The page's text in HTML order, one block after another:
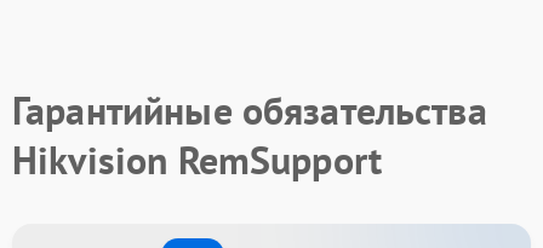
Гарантийные обязательства
Hikvision RemSupport